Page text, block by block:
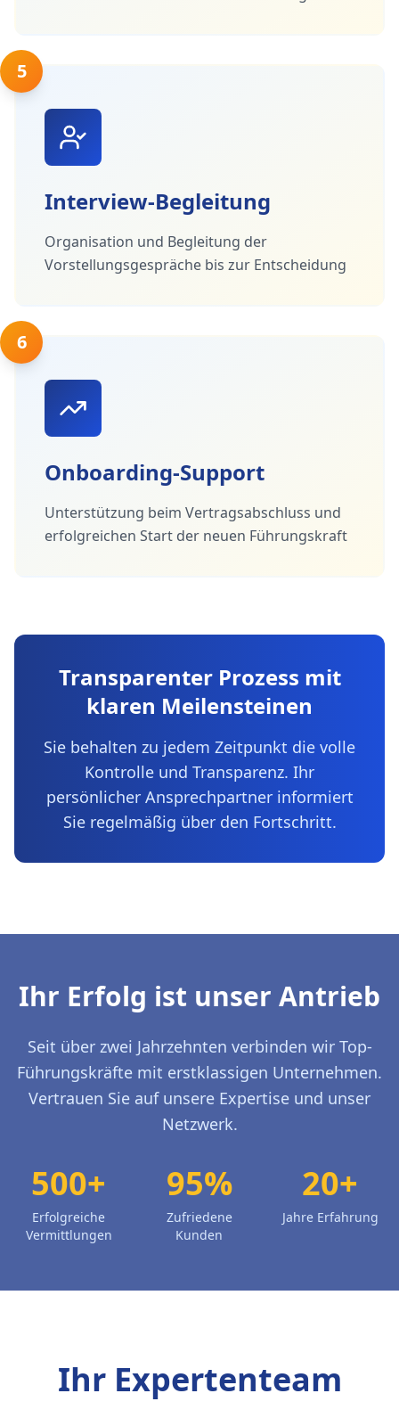
5
Interview-Begleitung
Organisation und Begleitung der
Vorstellungsgespräche bis zur Entscheidung
6
Onboarding-Support
Unterstützung beim Vertragsabschluss und
erfolgreichen Start der neuen Führungskraft
Transparenter Prozess mit
klaren Meilensteinen
Sie behalten zu jedem Zeitpunkt die volle
Kontrolle und Transparenz. Ihr
persönlicher Ansprechpartner informiert
Sie regelmäßig über den Fortschritt.
Ihr Erfolg ist unser Antrieb
Seit über zwei Jahrzehnten verbinden wir Top-
Führungskräfte mit erstklassigen Unternehmen.
Vertrauen Sie auf unsere Expertise und unser
Netzwerk.
500+
Erfolgreiche
Vermittlungen
95%
Zufriedene
Kunden
20+
Jahre Erfahrung
Ihr Expertenteam